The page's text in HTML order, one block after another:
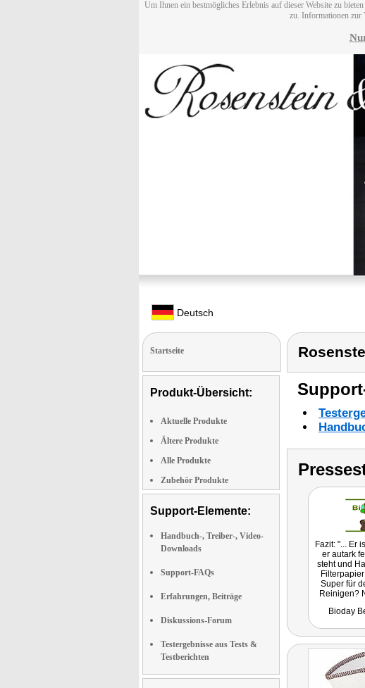
Um Ihnen ein bestmögliches Erlebnis auf dieser Website zu
zu. Informationen zur
Deutsch
Startseite
Produkt-Übersicht:
Aktuelle Produkte
Ältere Produkte
Alle Produkte
Zubehör Produkte
Support-Elemente:
Handbuch-, Treiber-, Video-
Downloads
Support-FAQs
Erfahrungen, Beiträge
Diskussions-Forum
Testergebnisse aus Tests &
Testberichten
Fazit: "... Er
er autark
steht und
Super für
Reinigen?
oder
lauwarm
geht
Kilowatt
Teil, aber
Bioday